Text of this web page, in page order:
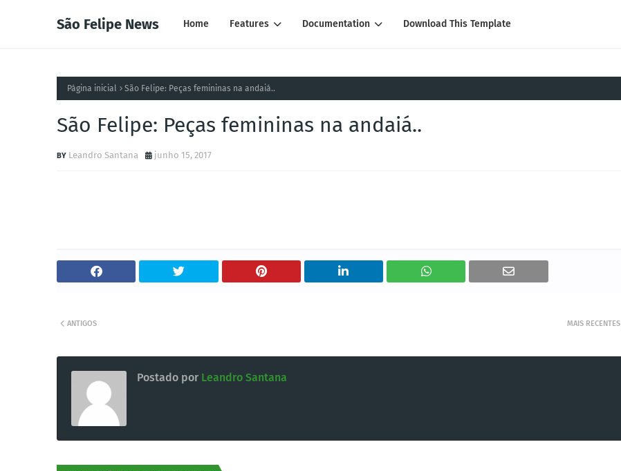
São Felipe News Home Features Documentation Download This Template
Página inicial São Felipe: Peças femininas na andaiá..
São Felipe: Peças femininas na andaiá..
Leandro Santana junho 15, 2017
MAIS RECENTES
ANTIGOS
Postado por Leandro Santana